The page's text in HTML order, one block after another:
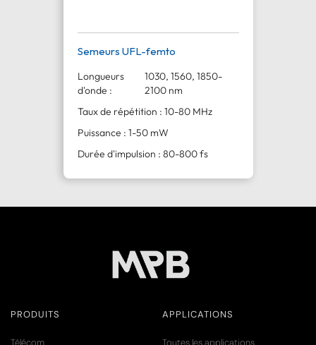
Semeurs UFL-femto
Longueurs
d'onde :
1030, 1560, 1850-
2100 nm
Taux de répétition : 10-80 MHz
Puissance : 1-50 mW
Durée d'impulsion : 80-800 fs
PRODUITS APPLICATIONS